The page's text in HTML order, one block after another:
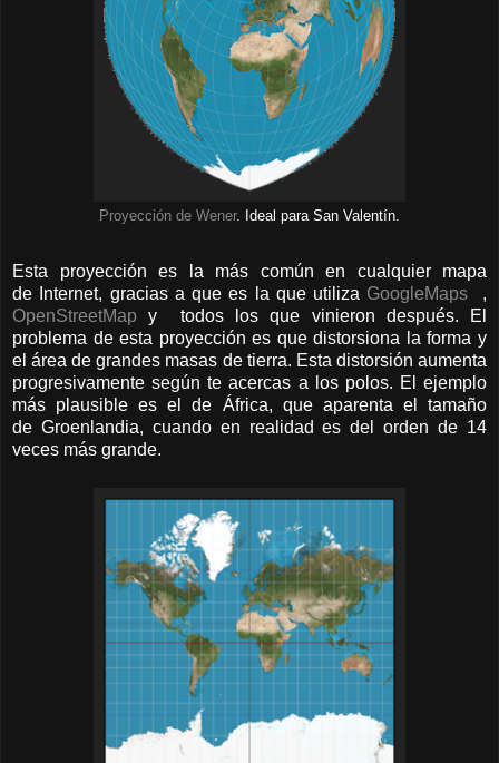
Proyección de Wener. Ideal para San Valentín.
Esta proyección es la más común en cualquier mapa
de Internet, gracias a que es la que utiliza GoogleMaps ,
OpenStreetMapy todos los que vinieron después. El
problema de esta proyección es que distorsiona la forma y
el área de grandes masas de tierra. Esta distorsión aumenta
progresivamente según te acercas a los polos. El ejemplo
más plausible es el de África, que aparenta el tamaño
de Groenlandia, cuando en realidad es del orden de 14
veces más grande.